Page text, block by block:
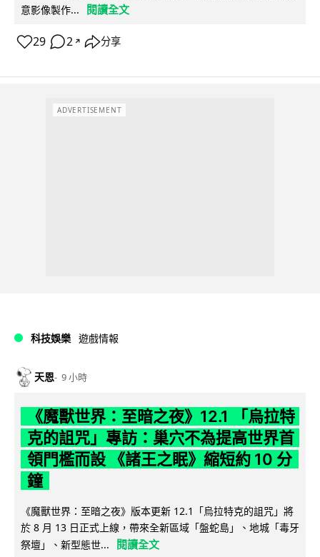
意影像製作...
閱讀全文
29 2 ↗ 分享
ADVERTISEMENT
科技娛樂 遊戲情報
天恩 9 小時
《魔獸世界：至暗之夜》12.1 「烏拉特
克的詛咒」專訪：巢穴不為提高世界首
領門檻而設 《諸王之眠》縮短約 10 分
鐘
《魔獸世界：至暗之夜》版本更新 12.1「烏拉特克的詛咒」將
於 8 月 13 日正式上線，帶來全新區域「盤蛇島」、地城「毒牙
祭壇」、新型態世...
閱讀全文